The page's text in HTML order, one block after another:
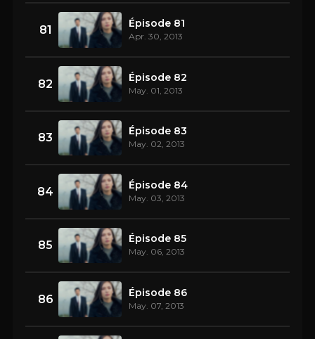
81 Épisode 81
Apr. 30, 2013
82 Épisode 82
May. 01, 2013
83 Épisode 83
May. 02, 2013
84 Épisode 84
May. 03, 2013
85 Épisode 85
May. 06, 2013
86 Épisode 86
May. 07, 2013